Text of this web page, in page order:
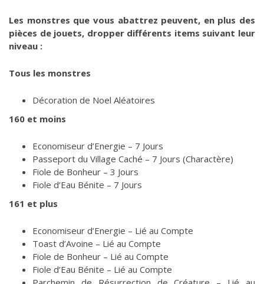
Les monstres que vous abattrez peuvent, en plus des
pièces de jouets, dropper différents items suivant leur
niveau :
Tous les monstres
Décoration de Noel Aléatoires
160 et moins
Economiseur d’Energie – 7 Jours
Passeport du Village Caché – 7 Jours (Charactère)
Fiole de Bonheur – 3 Jours
Fiole d’Eau Bénite – 7 Jours
161 et plus
Economiseur d’Energie – Lié au Compte
Toast d’Avoine – Lié au Compte
Fiole de Bonheur – Lié au Compte
Fiole d’Eau Bénite – Lié au Compte